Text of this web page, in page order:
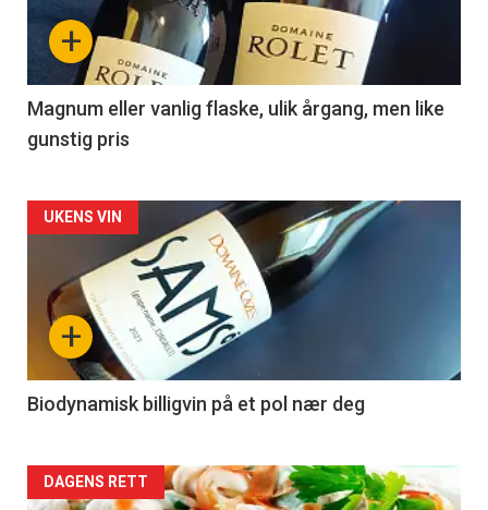
nå
3
+
Magnum eller vanlig flaske, ulik årgang, men like
gunstig pris
Forsiden
akkurat
nå
4
+
UKENS VIN
Biodynamisk billigvin på et pol nær deg
Forsiden
DAGENS RETT